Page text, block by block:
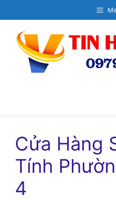
đến
dung
Cửa Hàng
Tính
4